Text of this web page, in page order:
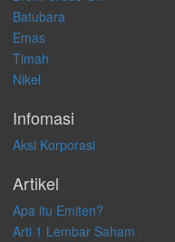
Batubara
Emas
Timah
Nikel
Infomasi
Aksi Korporasi
Artikel
Apa itu Emiten?
Arti 1 Lembar Saham